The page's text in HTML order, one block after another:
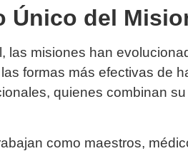
Único del
las misiones han
formas más efectivas de
quienes combinan
como maestros,